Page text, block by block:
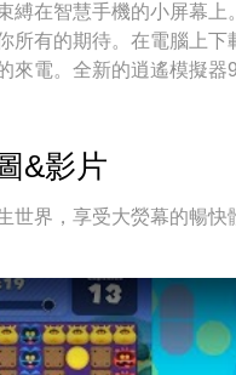
縛在智慧手機的小屏幕
有的期待。在電腦上下
來電。全新的逍遙模擬
讓瑪利歐醫生世界宛如
遊玩的樂趣！
&影片
世界，享受大熒幕的暢